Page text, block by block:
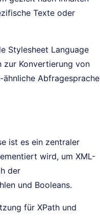
Texte oder
Stylesheet Language
zur Konvertierung von
ähnliche Abfragesprache
ist es ein zentraler
wird, um XML-
der
und Booleans.
für XPath und